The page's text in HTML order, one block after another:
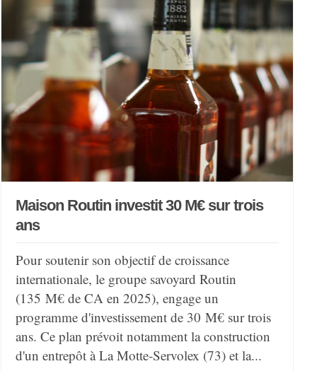
Maison Routin investit 30 M€ sur trois
ans
Pour soutenir son objectif de croissance
internationale, le groupe savoyard Routin
(135 M€ de CA en 2025), engage un
programme d'investissement de 30 M€ sur trois
ans. Ce plan prévoit notamment la construction
d'un entrepôt à La Motte-Servolex (73) et la...